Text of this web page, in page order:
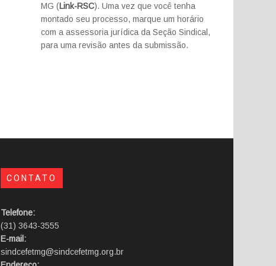
MG (Link-RSC). Uma vez que você tenha
montado seu processo, marque um horário
com a assessoria jurídica da Seção Sindical,
para uma revisão antes da submissão.
CONTATO
Telefone:
(31) 3643-3555
E-mail:
sindcefetmg@sindcefetmg.org.br